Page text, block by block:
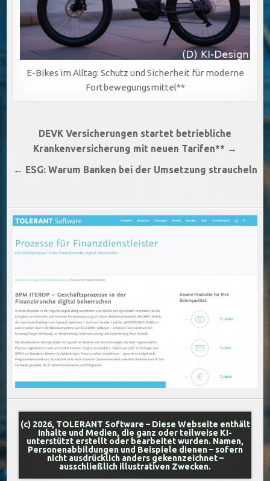
E-Bikes im Alltag: Schutz und Sicherheit für moderne
Fortbewegungsmittel**
Beitragsnavigation
DEVK Versicherungen startet betriebliche
Krankenversicherung mit neuen Tarifen** →
← ESG: Warum Banken bei der Umsetzung straucheln
(c) 2026, TOLERANT Software – Diese Webseite enthält
Inhalte und Medien, die ganz oder teilweise KI-
unterstützt erstellt oder bearbeitet wurden. Namen,
Personenabbildungen und Beispiele dienen – sofern
nicht ausdrücklich anders gekennzeichnet –
ausschließlich illustrativen Zwecken.